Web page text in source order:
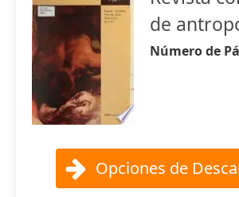
de
Número de
Opciones de